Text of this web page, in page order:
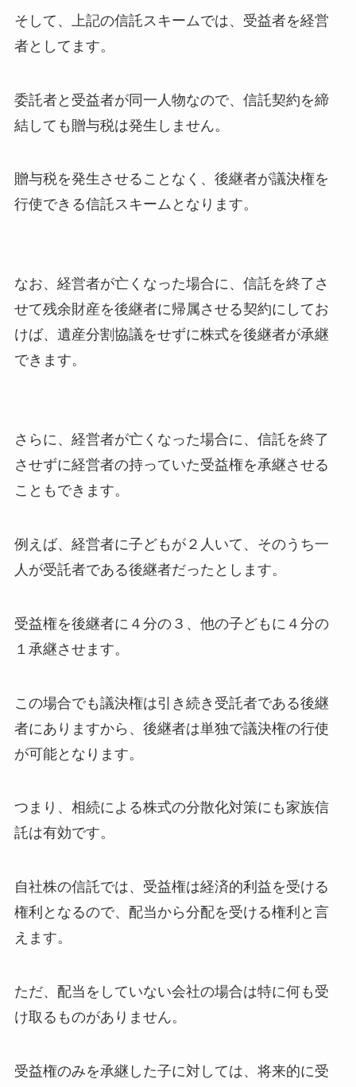
そして、上記の信託スキームでは、受益者を経営
者としてます。
委託者と受益者が同一人物なので、信託契約を締
結しても贈与税は発生しません。
贈与税を発生させることなく、後継者が議決権を
行使できる信託スキームとなります。
なお、経営者が亡くなった場合に、信託を終了さ
せて残余財産を後継者に帰属させる契約にしてお
けば、遺産分割協議をせずに株式を後継者が承継
できます。
さらに、経営者が亡くなった場合に、信託を終了
させずに経営者の持っていた受益権を承継させる
こともできます。
例えば、経営者に子どもが２人いて、そのうち一
人が受託者である後継者だったとします。
受益権を後継者に４分の３、他の子どもに４分の
１承継させます。
この場合でも議決権は引き続き受託者である後継
者にありますから、後継者は単独で議決権の行使
が可能となります。
つまり、相続による株式の分散化対策にも家族信
託は有効です。
自社株の信託では、受益権は経済的利益を受ける
権利となるので、配当から分配を受ける権利と言
えます。
ただ、配当をしていない会社の場合は特に何も受
け取るものがありません。
受益権のみを承継した子に対しては、将来的に受